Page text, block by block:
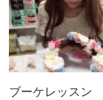
ブーケレッスン